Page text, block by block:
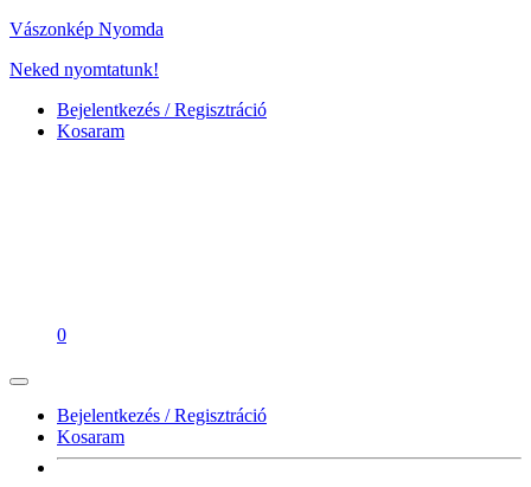
Vászonkép Nyomda
Neked nyomtatunk!
Bejelentkezés / Regisztráció
Kosaram
0
Bejelentkezés / Regisztráció
Kosaram